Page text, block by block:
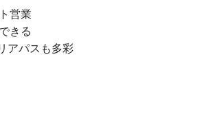
営業
きる
アパスも多彩